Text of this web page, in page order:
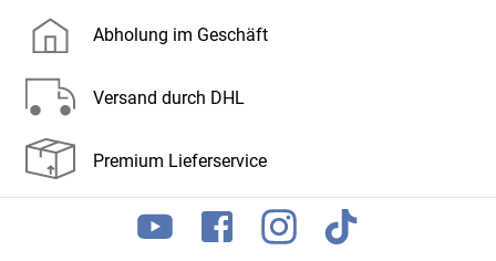
Abholung im Geschäft
Versand durch DHL
Premium Lieferservice